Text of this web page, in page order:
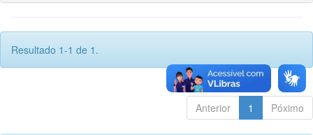
Resultado 1-1 de 1.
Anterior 1 Póximo